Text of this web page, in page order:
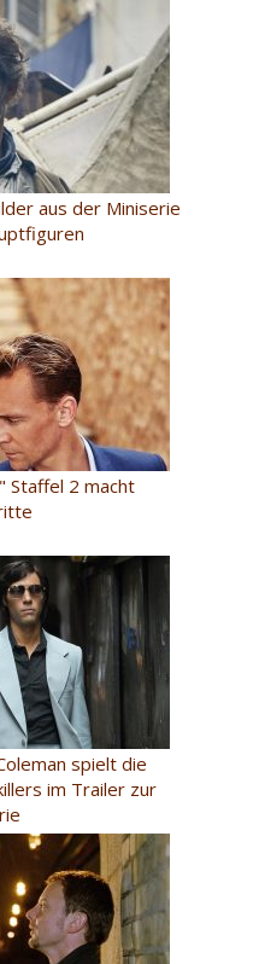
aus der Miniserie
Staffel 2 macht
spielt die
im Trailer zur